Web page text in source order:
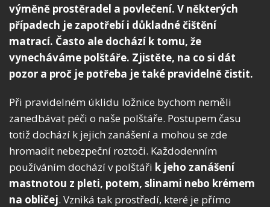
výměně prostěradel a povlečení. V některých
případech je zapotřebí i důkladné čištění
matrací. Často ale dochází k tomu, že
vynecháváme polštáře. Zjistěte, na co si dát
pozor a proč je potřeba je také pravidelně čistit.
Při pravidelném úklidu ložnice bychom neměli
zanedbávat péči o naše polštáře. Postupem času
totiž dochází k jejich zanášení a mohou se zde
hromadit nebezpeční roztoči. Každodenním
používáním dochází v polštáři k jeho zanášení
mastnotou z pleti, potem, slinami nebo krémem
na obličej. Vzniká tak prostředí, které je přímo